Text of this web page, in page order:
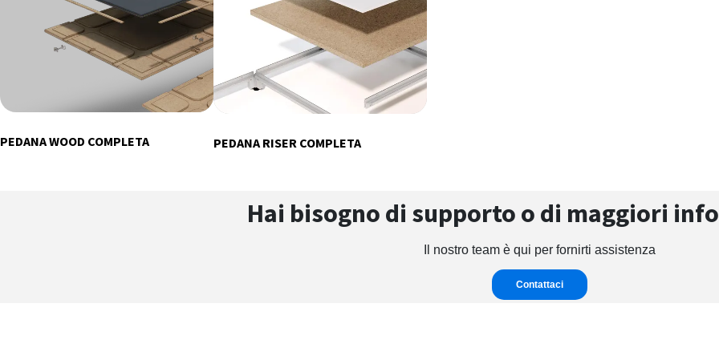
PEDANA WOOD COMPLETA PEDANA RISER COMPLETA
Hai bisogno di supporto o di maggiori
Il nostro team è qui per fornirti assistenza
Contattaci